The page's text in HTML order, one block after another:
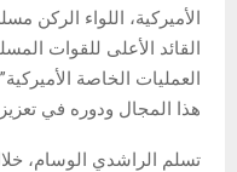
الأميركية، اللواء
القائد الأعلى للقوات
العمليات الخاصة
هذا المجال ودوره في
تسلم الراشدي الوسام،